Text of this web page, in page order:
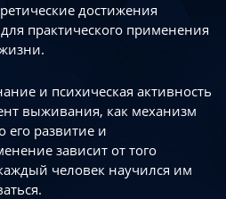
достижения
для практического применения
и психическая активность
выживания, как механизм
его развитие и
зависит от того
человек научился им